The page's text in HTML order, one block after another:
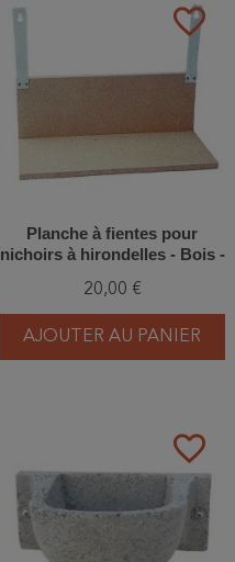
favorite_border
Planche à fientes pour
nichoirs à hirondelles - Bois -
20,00 €
AJOUTER AU PANIER
favorite_border